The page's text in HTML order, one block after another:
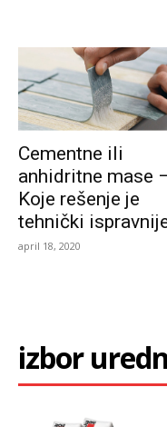
Cementne ili
anhidritne mase
Koje rešenje je
tehnički
april 18, 2020
izbor